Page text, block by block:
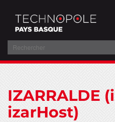
contenu
Rechercher
IZARRALDE
izarHost)